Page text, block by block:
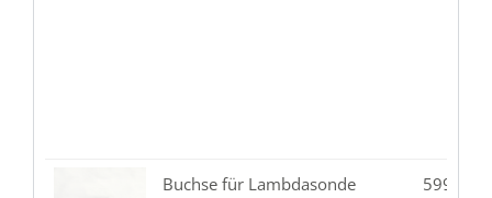
Buchse für Lambdasonde 599.99-